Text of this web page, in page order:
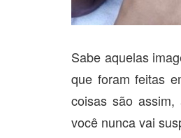
Sabe aquelas
que foram feitas
coisas são
você nunca vai